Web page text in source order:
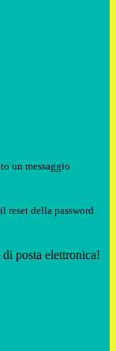
un messaggio
reset della password
posta elettronica!